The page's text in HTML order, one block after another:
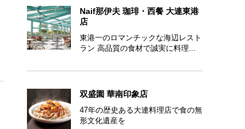
Naif那伊夫 珈琲・西餐 大連東港
店
東港一のロマンチックな海辺レスト
ラン 高品質の食材で誠実に料理...
双盛園 華南印象店
47年の歴史ある大連料理店で食の無
形文化遺産を